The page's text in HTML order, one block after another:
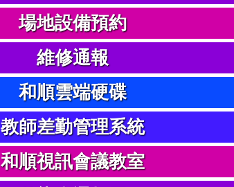
場地設備預約
維修通報
和順雲端硬碟
教師差勤管理系統
和順視訊會議教室